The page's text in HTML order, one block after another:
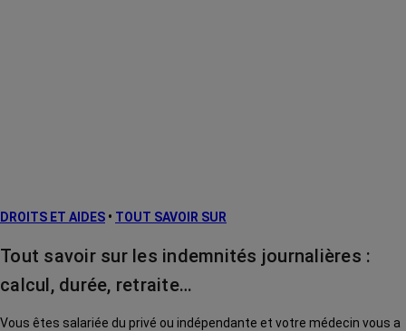
DROITS ET AIDES • TOUT SAVOIR SUR
Tout savoir sur les indemnités journalières :
calcul, durée, retraite…
Vous êtes salariée du privé ou indépendante et votre médecin vous a